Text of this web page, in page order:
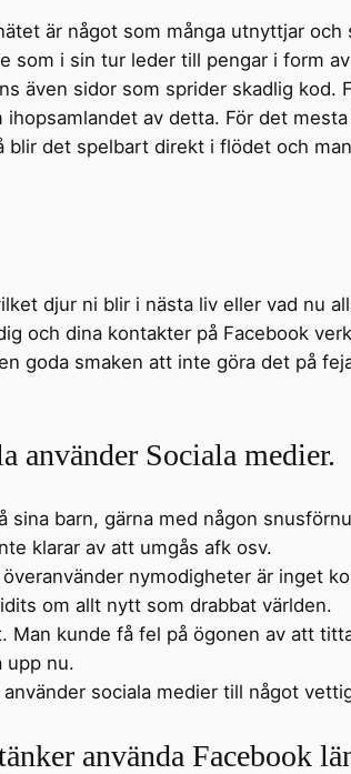
är något som många utnyttjar
som i sin tur leder till pengar i form
även sidor som sprider skadlig kod.
av detta. För det
det spelbart direkt i flödet och
djur ni blir i nästa liv eller vad nu
och dina kontakter på Facebook
goda smaken att inte göra det på
använder Sociala medier.
sina barn, gärna med någon
klarar av att umgås afk osv.
nymodigheter är inget
om allt nytt som drabbat världen.
kunde få fel på ögonen av att
upp nu.
sociala medier till något
använda Facebook